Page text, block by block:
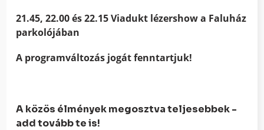
21.45, 22.00 és 22.15 Viadukt lézershow a Faluház
parkolójában
A programváltozás jogát fenntartjuk!
A közös élmények megosztva teljesebbek -
add tovább te is!